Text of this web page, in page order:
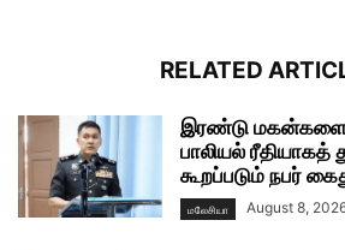
RELATED
இரண்டு மகன்களைத்
பாலியல் ரீதியாகத்
கூறப்படும் நபர்
மலேசியா August 8,